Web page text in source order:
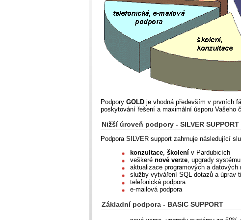
Podpory GOLDje vhodná především v prvních
poskytování řešení a maximální úsporu Vašeho
Nižší úroveň podpory - SILVER SUPPORT
Podpora SILVER support zahrnuje následující
konzultace, školenív Pardubicích
veškeré nové verze, upgrady
aktualizace programových a datových
služby vytváření SQL dotazů a úprav
telefonická podpora
e-mailová podpora
Základní podpora - BASIC SUPPORT